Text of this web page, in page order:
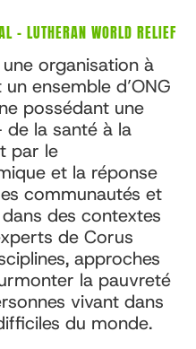
– LUTHERAN WORLD RELIEF
organisation à
ensemble d’ONG
possédant une
la santé à la
par le
et la réponse
communautés et
des contextes
de Corus
approches
la pauvreté
vivant dans
du monde.